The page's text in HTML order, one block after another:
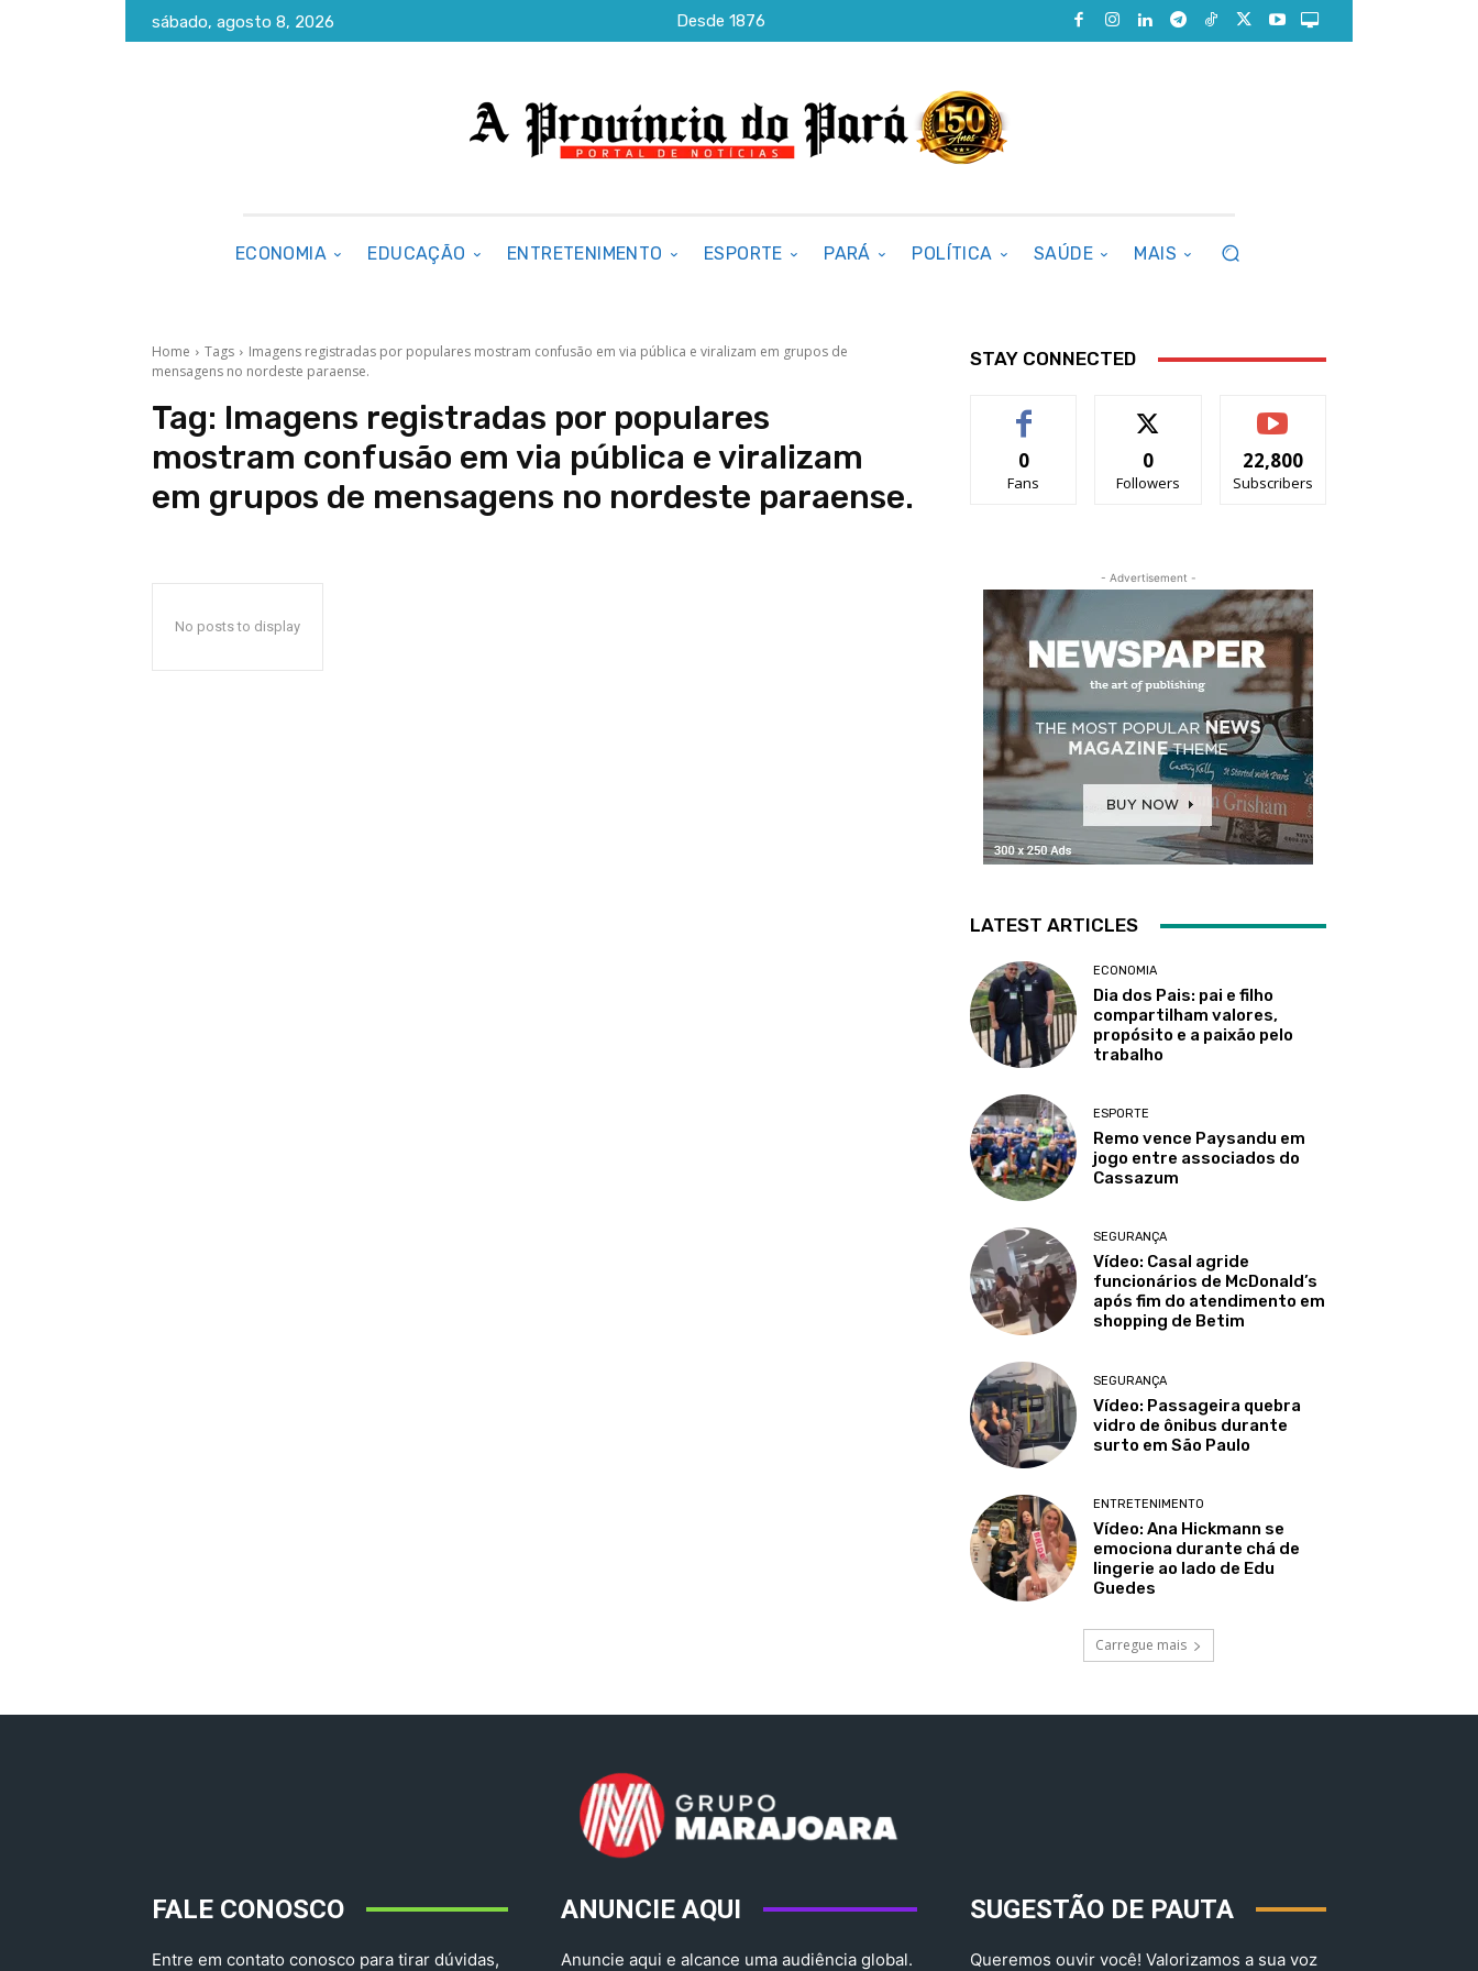
sábado, agosto 8, 2026 Desde 1876
ECONOMIA EDUCAÇÃO ENTRETENIMENTO ESPORTE PARÁ POLÍTICA SAÚDE MAIS
Home Tags
Imagens registradas por populares mostram confusão em via pública e viralizam em grupos de
mensagens no nordeste paraense.
Tag: Imagens registradas por populares
mostram confusão em via pública e viralizam
em grupos de mensagens no nordeste paraense.
No posts to display
STAY CONNECTED
0
Fans
0
Followers
22,800
Subscribers
- Advertisement -
LATEST ARTICLES
ECONOMIA
Dia dos Pais: pai e filho
compartilham valores,
propósito e a paixão pelo
trabalho
ESPORTE
Remo vence Paysandu em
jogo entre associados do
Cassazum
SEGURANÇA
Vídeo: Casal agride
funcionários de McDonald’s
após fim do atendimento em
shopping de Betim
SEGURANÇA
Vídeo: Passageira quebra
vidro de ônibus durante
surto em São Paulo
ENTRETENIMENTO
Vídeo: Ana Hickmann se
emociona durante chá de
lingerie ao lado de Edu
Guedes
Carregue mais
FALE CONOSCO
Entre em contato conosco para tirar dúvidas,
ANUNCIE AQUI
Anuncie aqui e alcance uma audiência global.
SUGESTÃO DE PAUTA
Queremos ouvir você! Valorizamos a sua voz